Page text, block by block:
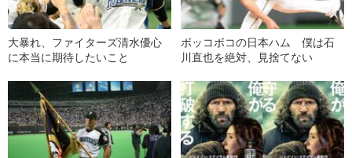
大暴れ、ファイターズ清水優心
に本当に期待したいこと
ボッコボコの日本ハム 僕は石
川直也を絶対、見捨てない